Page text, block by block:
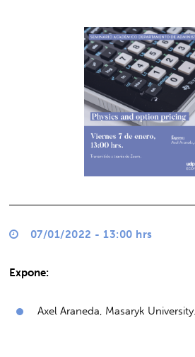
07/01/2022 - 13:00 hrs
Expone:
Axel Araneda, Masaryk University.